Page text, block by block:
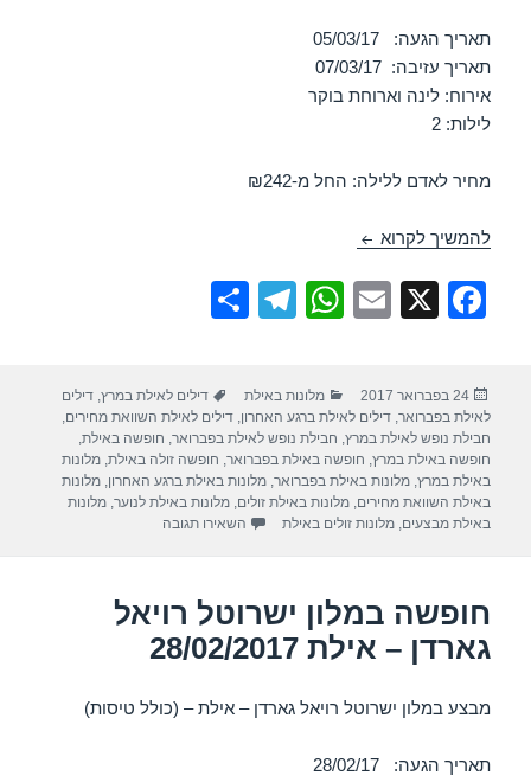
תאריך הגעה: 05/03/17
תאריך עזיבה: 07/03/17
אירוח: לינה וארוחת בוקר
לילות: 2
מחיר לאדם ללילה: החל מ-₪242
להמשיך לקרוא חופשה במלון ישרוטל אגמים – אילת 05/03/2017
F
e
b
o
o
X
E
W
s
A
p
p
T
gr
a
m
e
פורסם
בתאריך
24 בפברואר 2017 קטגוריות
מלונות באילת תגיות
דילים לאילת במרץ,דילים
לאילת בפברואר,דילים לאילת ברגע האחרון,דילים לאילת השוואת מחירים,
חבילת נופש לאילת במרץ, חבילת נופש לאילת בפברואר, חופשה באילת,
חופשה באילת במרץ, חופשה באילת בפברואר, חופשה זולה באילת,מלונות
באילת במרץ,מלונות באילת בפברואר,מלונות באילת ברגע האחרון,מלונות
באילת השוואת מחירים,מלונות באילת זולים,מלונות באילת לנוער,מלונות
באילת מבצעים,מלונות זולים באילת השאירו תגובה
חופשה במלון ישרוטל רויאל
גארדן – אילת 28/02/2017
מבצע במלון ישרוטל רויאל גארדן – אילת – (כולל טיסות)
תאריך הגעה: 28/02/17